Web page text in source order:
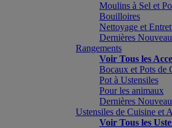
Moulins à Sel et
Bouilloires
Nettoyage et
Dernières
Rangements
Voir Tous les
Bocaux et Pots de
Pot à Ustensiles
Pour les animaux
Dernières
Ustensiles de Cuisine et
Voir Tous les